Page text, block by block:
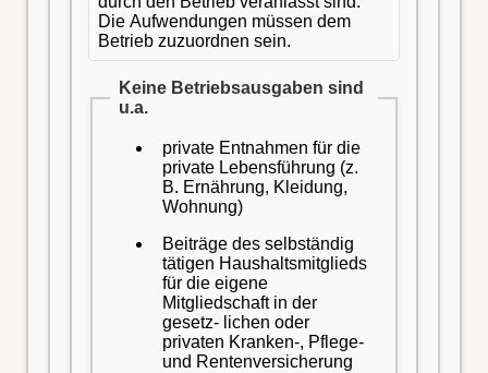
Die Aufwendungen müssen dem
Betrieb zuzuordnen sein.
Keine Betriebsausgaben sind
u.a.
private Entnahmen für die
private Lebensführung (z.
B. Ernährung, Kleidung,
Wohnung)
Beiträge des selbständig
tätigen Haushaltsmitglieds
für die eigene
Mitgliedschaft in der
gesetz- lichen oder
privaten Kranken-, Pflege-
und Rentenversicherung